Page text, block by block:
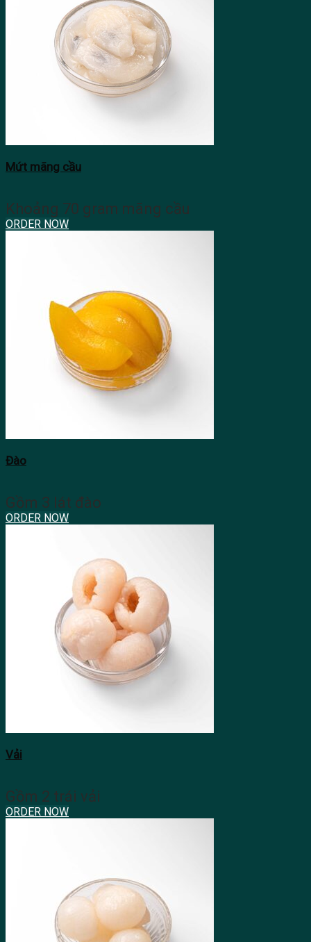
Mứt mãng cầu
Khoảng 70 gram mãng cầu
ORDER NOW
Đào
Gồm 3 lát đào
ORDER NOW
Vải
Gồm 2 trái vải
ORDER NOW